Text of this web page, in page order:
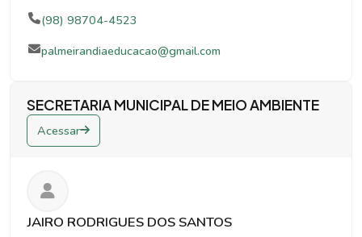
(98) 98704-4523
palmeirandiaeducacao@gmail.com
SECRETARIA MUNICIPAL DE MEIO AMBIENTE
Acessar
JAIRO RODRIGUES DOS SANTOS